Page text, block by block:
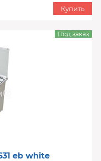
Купить
eb white
Под заказ